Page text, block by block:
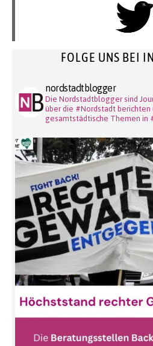
FOLGE UNS BEI
nordstadtblogger
Die Nordstadtblogger sind
über die #Nordstadt berichten
gesamtstädtische Themen in